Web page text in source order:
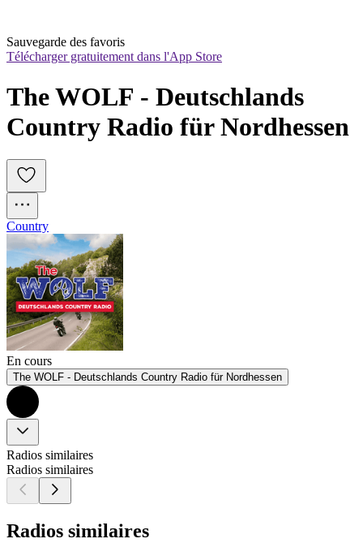
Sauvegarde des favoris
Télécharger gratuitement dans l'App Store
The WOLF - Deutschlands
Country Radio für Nordhessen
Country
En cours
The WOLF - Deutschlands Country Radio für Nordhessen
Radios similaires
Radios similaires
Radios similaires